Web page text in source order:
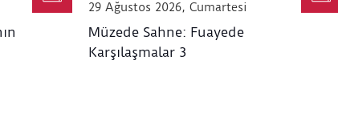
29 Ağustos 2026, Cumartesi
Müzede Sahne: Fuayede
Karşılaşmalar 3